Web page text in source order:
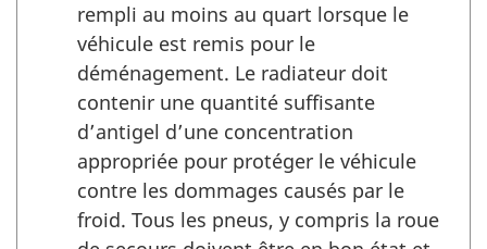
rempli au moins au quart lorsque le
véhicule est remis pour le
déménagement. Le radiateur doit
contenir une quantité suffisante
d’antigel d’une concentration
appropriée pour protéger le véhicule
contre les dommages causés par le
froid. Tous les pneus, y compris la roue